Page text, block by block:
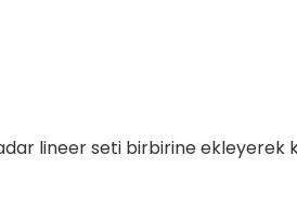
lineer seti birbirine ekleyerek